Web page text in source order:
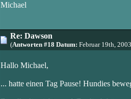
Michael
Re: Dawson
(Antworten #18 Datum: Februar 19th,
Hallo Michael,
... hatte einen Tag Pause! Hundies